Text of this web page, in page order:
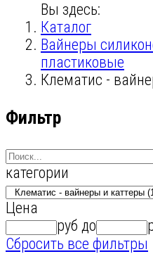
Вы здесь:
Каталог
Вайнеры
пластиковые
Клематис -
Фильтр
категории
Цена
руб до
Сбросить все фильтры